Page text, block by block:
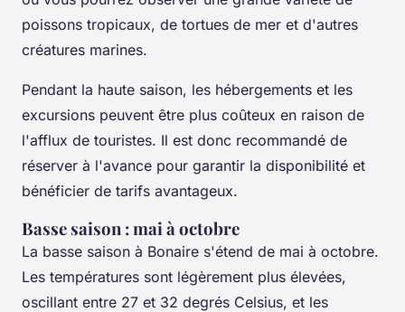
poissons tropicaux, de tortues de mer et d'autres
créatures marines.
Pendant la haute saison, les hébergements et les
excursions peuvent être plus coûteux en raison de
l'afflux de touristes. Il est donc recommandé de
réserver à l'avance pour garantir la disponibilité et
bénéficier de tarifs avantageux.
Basse saison : mai à octobre
La basse saison à Bonaire s'étend de mai à octobre.
Les températures sont légèrement plus élevées,
oscillant entre 27 et 32 degrés Celsius, et les